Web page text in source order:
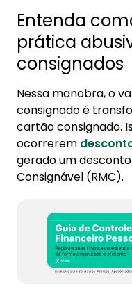
Entenda
prática
consignados
Nessa manobra, o
consignado é
cartão consignado.
ocorrerem
gerado um
Consignável (RMC).